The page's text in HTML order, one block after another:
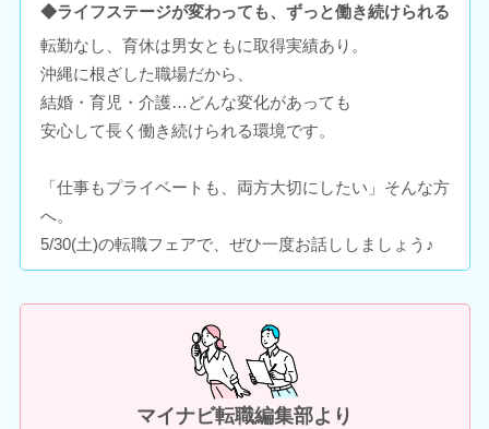
◆ライフステージが変わっても、ずっと働き続けられる
転勤なし、育休は男女ともに取得実績あり。
沖縄に根ざした職場だから、
結婚・育児・介護…どんな変化があっても
安心して長く働き続けられる環境です。
「仕事もプライベートも、両方大切にしたい」そんな方
へ。
5/30(土)の転職フェアで、ぜひ一度お話ししましょう♪
マイナビ転職編集部より